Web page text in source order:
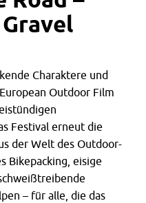
Charaktere und
Outdoor Film
Festival erneut die
der Welt des Outdoor-
Bikepacking, eisige
– für alle, die das